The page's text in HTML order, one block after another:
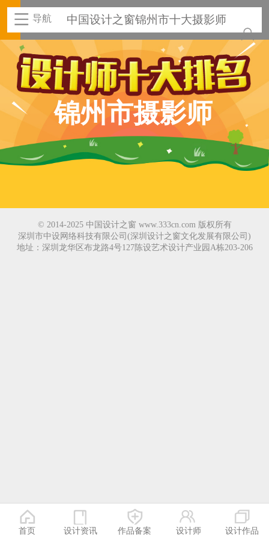
导航 中国设计之窗锦州市十大摄影师
锦州市摄影师
© 2014-2025 中国设计之窗 www.333cn.com 版权所有
深圳市中设网络科技有限公司(深圳设计之窗文化发展有限公司)
地址：深圳龙华区布龙路4号127陈设艺术设计产业园A栋203-206
首页 设计资讯 作品备案 设计师 设计作品